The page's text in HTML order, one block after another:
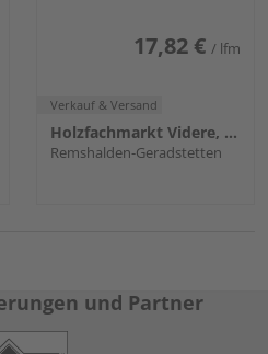
17,82 € / lfm
Verkauf & Versand
Holzfachmarkt Videre, Remshalden
Remshalden-Geradstetten
und Partner